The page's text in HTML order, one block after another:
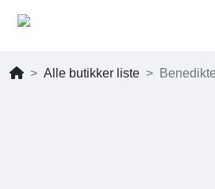
Alle butikker liste